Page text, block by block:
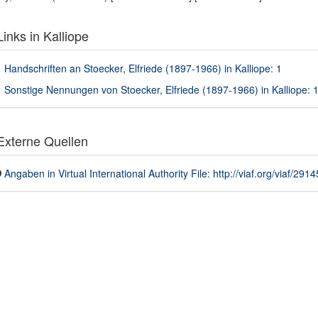
in Kalliope
Handschriften an Stoecker, Elfriede (1897-1966) in Kalliope: 1
Sonstige Nennungen von Stoecker, Elfriede (1897-1966) in Kalliope: 1
Quellen
Angaben in Virtual International Authority File: http://viaf.org/viaf/